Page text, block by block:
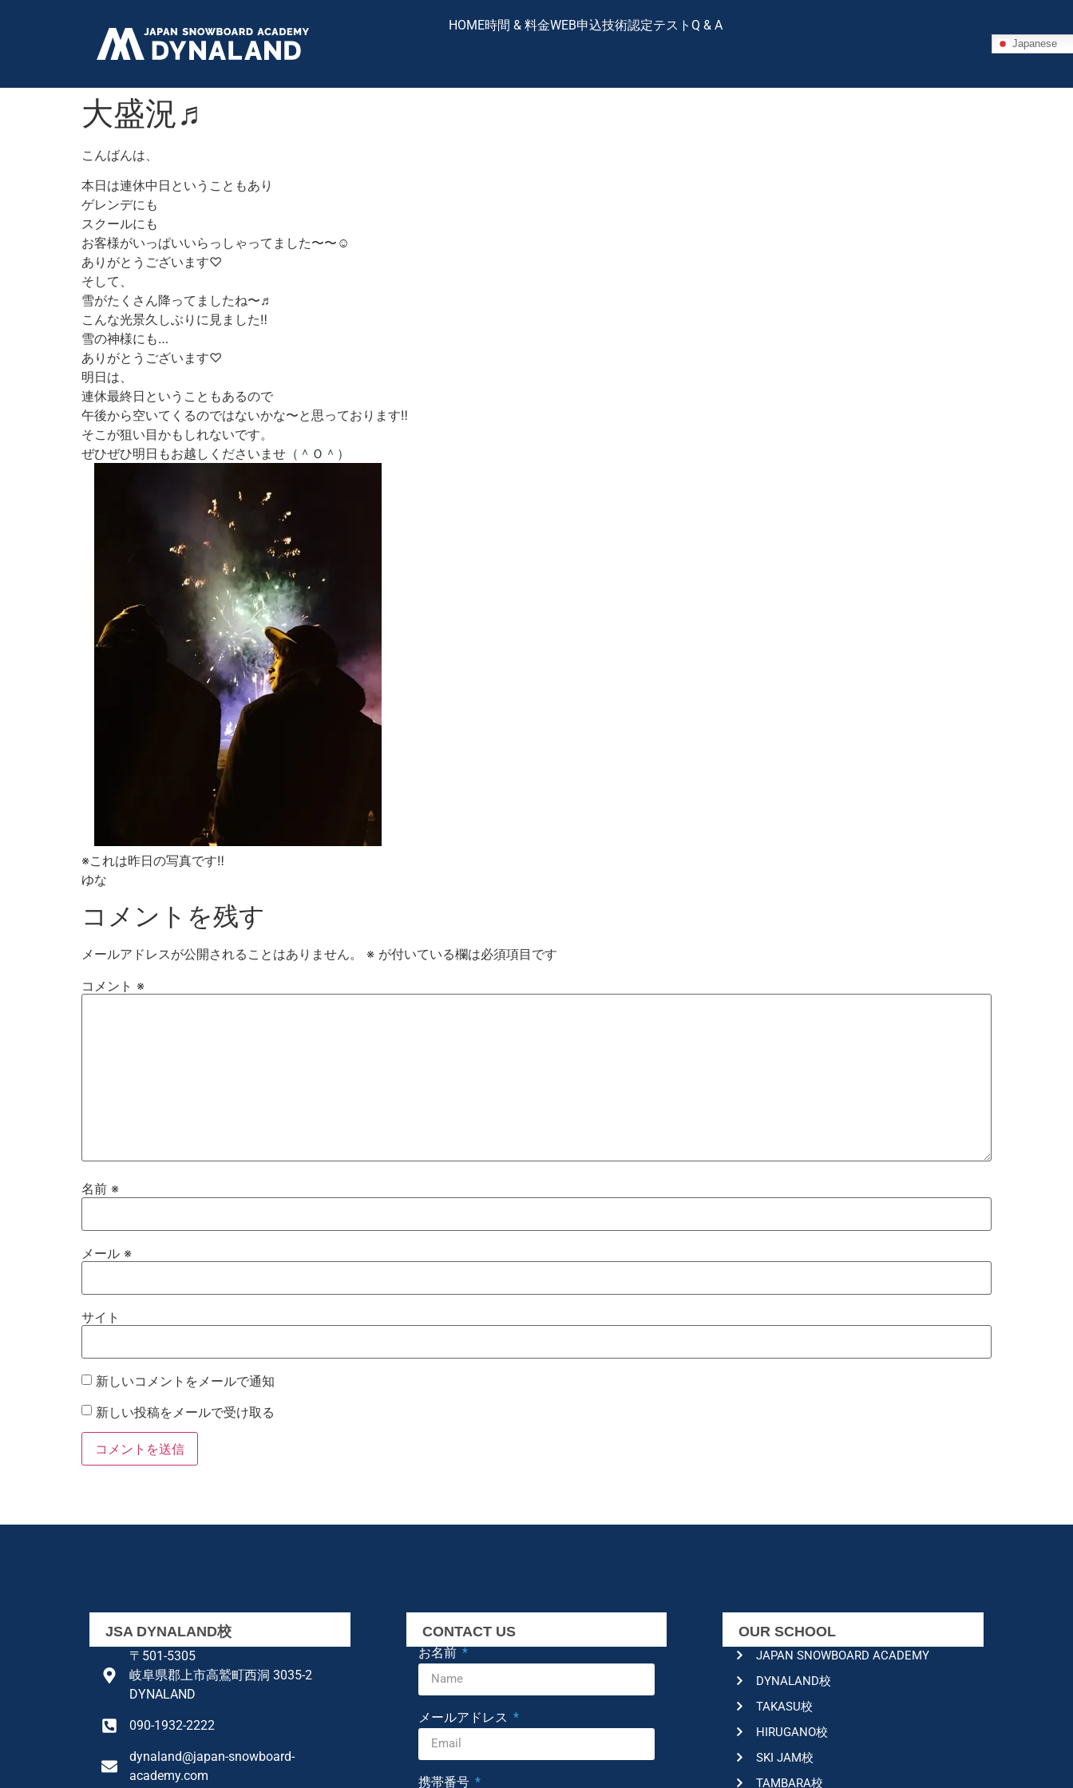
HOME時間 & 料金WEB申込技術認定テスト Q & A
Japanese
大盛況♬
こんばんは、
本日は連休中日ということもあり
ゲレンデにも
スクールにも
お客様がいっぱいいらっしゃってました〜〜☺︎
ありがとうございます♡
そして、
雪がたくさん降ってましたね〜♬
こんな光景久しぶりに見ました‼︎
雪の神様にも…
ありがとうございます♡
明日は、
連休最終日ということもあるので
午後から空いてくるのではないかな〜と思っております‼︎
そこが狙い目かもしれないです。
ぜひぜひ明日もお越しくださいませ（＾Ｏ＾）
※これは昨日の写真です‼︎
ゆな
コメントを残す
メールアドレスが公開されることはありません。 ※ が付いている欄は必須項目です
コメント ※
名前 ※
メール ※
サイト
新しいコメントをメールで通知
新しい投稿をメールで受け取る
JSA DYNALAND校
〒501-5305
岐阜県郡上市高鷲町西洞 3035-2
DYNALAND
090-1932-2222
dynaland@japan-snowboard-
academy.com
CONTACT US
お名前
メールアドレス
携帯番号
OUR SCHOOL
JAPAN SNOWBOARD ACADEMY
DYNALAND校
TAKASU校
HIRUGANO校
SKI JAM校
TAMBARA校